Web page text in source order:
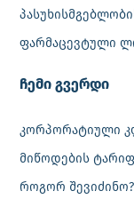
ფარმაცევტული
‎ჩემი გვერდი
კორპორატიული
მიწოდების
როგორ შევიძინო?